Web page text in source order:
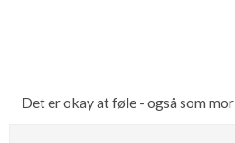
Det er okay at føle - også som mor